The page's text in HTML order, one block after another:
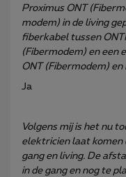
Proximus ONT
modem) in de living
fiberkabel tussen
(Fibermodem) en een
ONT (Fibermodem)
Ja
Volgens mij is het nu
elektricien laat komen
gang en living. De
in de gang en nog te